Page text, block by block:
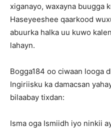
xiganayo, waxayna buugga
Haseyeeshee qaarkood
abuurka halka uu kuwo
lahayn.
Bogga184 oo ciwaan looga
Ingiriisku ka damacsan
bilaabay tixdan:
Isma oga Ismiidh iyo ninkii